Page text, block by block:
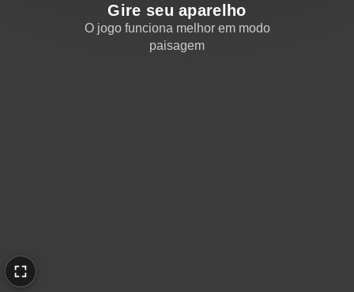
Gire seu aparelho
O jogo funciona melhor em modo
paisagem